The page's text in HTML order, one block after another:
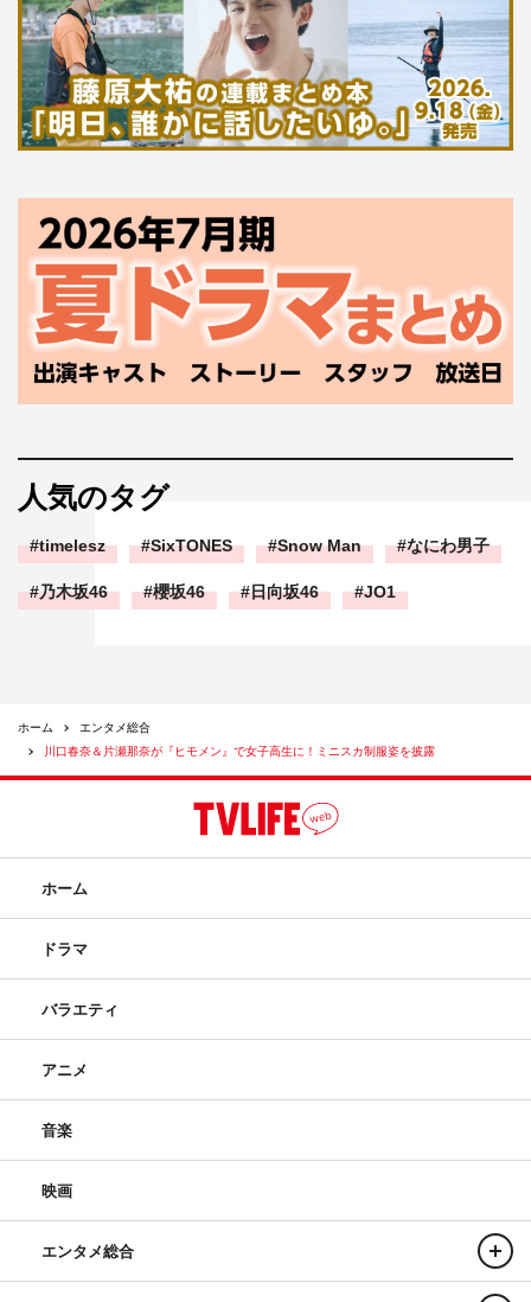
人気のタグ
timelesz SixTONES Snow Man なにわ男子
乃木坂46 櫻坂46 日向坂46 JO1
ホーム
エンタメ総合
川口春奈＆片瀬那奈が『ヒモメン』で女子高生に！ミニスカ制服姿を披露
ホーム
ドラマ
バラエティ
アニメ
音楽
映画
エンタメ総合